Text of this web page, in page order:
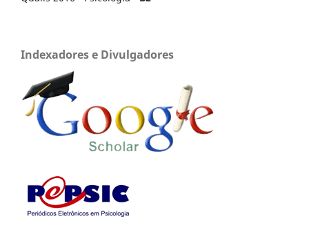
Indexadores e Divulgadores